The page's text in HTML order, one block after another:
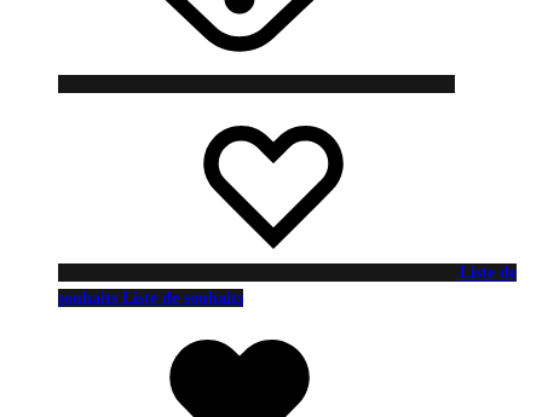
Liste de
souhaits Liste de souhaits